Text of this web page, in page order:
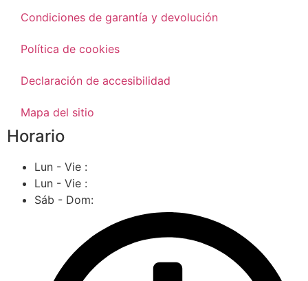
Condiciones de garantía y devolución
Política de cookies
Declaración de accesibilidad
Mapa del sitio
Horario
Lun - Vie :
Lun - Vie :
Sáb - Dom: